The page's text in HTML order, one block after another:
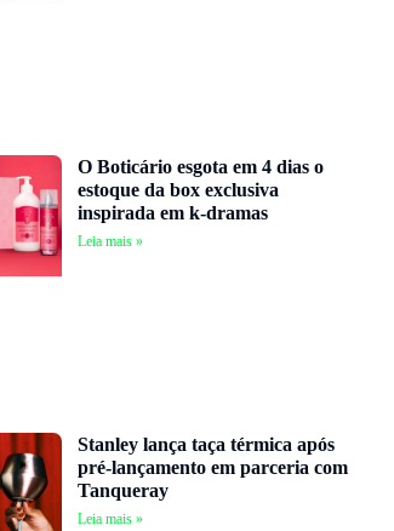
O Boticário esgota em 4 dias o
estoque da box exclusiva
inspirada em k-dramas
Leia mais »
Stanley lança taça térmica após
pré-lançamento em parceria com
Tanqueray
Leia mais »